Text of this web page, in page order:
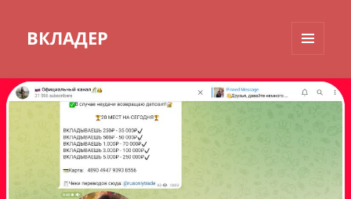
ВКЛАДЕР
ВИДЖЕТЫ